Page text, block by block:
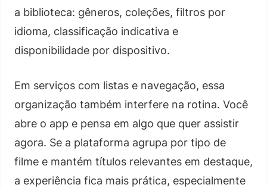
a biblioteca: gêneros, coleções, filtros por
idioma, classificação indicativa e
disponibilidade por dispositivo.
Em serviços com listas e navegação, essa
organização também interfere na rotina. Você
abre o app e pensa em algo que quer assistir
agora. Se a plataforma agrupa por tipo de
filme e mantém títulos relevantes em destaque,
a experiência fica mais prática, especialmente